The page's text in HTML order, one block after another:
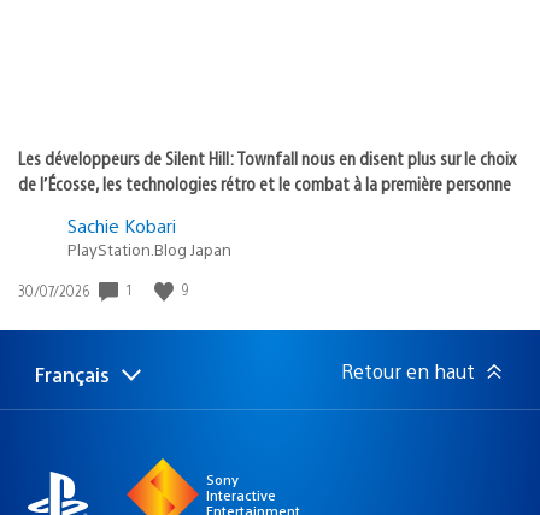
Les développeurs de Silent Hill: Townfall nous en disent plus sur le choix
de l’Écosse, les technologies rétro et le combat à la première personne
Sachie Kobari
PlayStation.Blog Japan
Date
publication
30/07/2026 1 9
Choisir
Région
Français Retour en haut
Sony
Interactive
Entertainment